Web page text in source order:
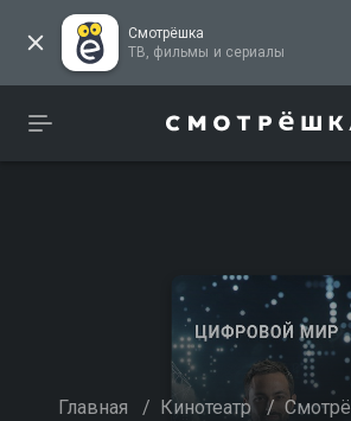
Смотрёшка
ТВ, фильмы и сериалы
Главная / Кинотеатр /